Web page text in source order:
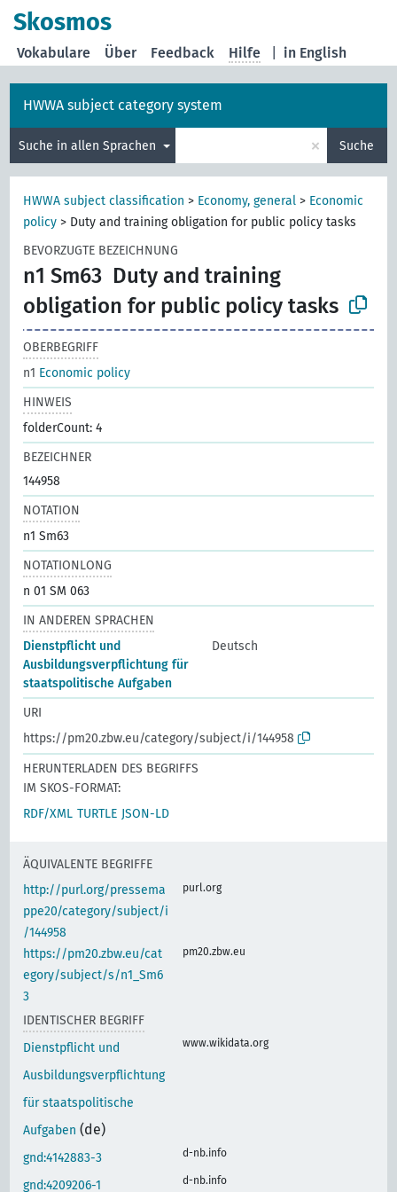
Skosmos
in English
Vokabulare Über Feedback Hilfe
HWWA subject category system
Suche in allen Sprachen × Suche
HWWA subject classification > Economy, general > Economic
policy > Duty and training obligation for public policy tasks
BEVORZUGTE BEZEICHNUNG
n1 Sm63 Duty and training
obligation for public policy tasks
OBERBEGRIFF
n1 Economic policy
HINWEIS
folderCount: 4
BEZEICHNER
144958
NOTATION
n1 Sm63
NOTATIONLONG
n 01 SM 063
IN ANDEREN SPRACHEN
Dienstpflicht und
Ausbildungsverpflichtung für
staatspolitische Aufgaben
Deutsch
URI
https://pm20.zbw.eu/category/subject/i/144958
HERUNTERLADEN DES BEGRIFFS
IM SKOS-FORMAT:
RDF/XML TURTLE JSON-LD
ÄQUIVALENTE BEGRIFFE
http://purl.org/pressema
ppe20/category/subject/i
/144958
purl.org
https://pm20.zbw.eu/cat
egory/subject/s/n1_Sm6
3
pm20.zbw.eu
IDENTISCHER BEGRIFF
Dienstpflicht und
Ausbildungsverpflichtung
für staatspolitische
Aufgaben (de)
www.wikidata.org
gnd:4142883-3 d-nb.info
gnd:4209206-1 d-nb.info